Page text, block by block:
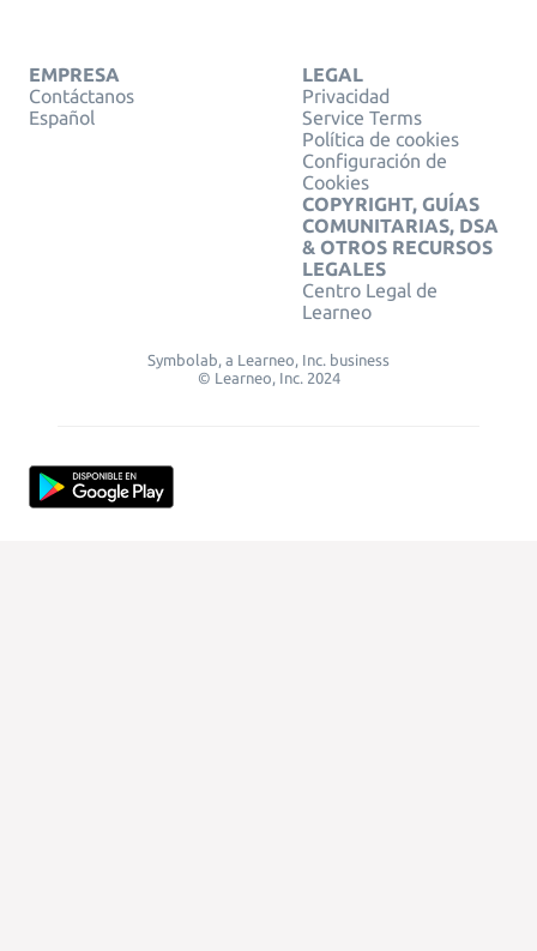
EMPRESA
Contáctanos
Español
LEGAL
Privacidad
Service Terms
Política de cookies
Configuración de
Cookies
COPYRIGHT, GUÍAS
COMUNITARIAS, DSA
& OTROS RECURSOS
LEGALES
Centro Legal de
Learneo
Symbolab, a Learneo, Inc. business
© Learneo, Inc. 2024